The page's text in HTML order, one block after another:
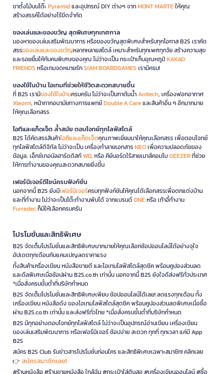
ขาตั้งไม้บนโต๊ะPyramidและอุปกรณ์ DIY ต่างๆ จากMONT MARTEให้คุณ
สร้างสรรค์ได้อย่างไร้ขีดจำกัด
ของเล่นและของขวัญ สุดพิเศษทุกเทศกาล
มองหาของเล่นเสริมพัฒนาการ หรือของขวัญสุดพิเศษสำหรับทุกโอกาส B2S เราคัด
สรรของเล่นและของขวัญหลากหลายสไตล์ เหมาะสำหรับทุกเพศทุกวัย สร้างความสุข
และรอยยิ้มให้กับคนพิเศษของคุณ ไม่ว่าจะเป็น กระเป๋าเก็บอุณหภูมิKAKAO
FRIENDS หรือเกมจดหมายรักSIAM BOARDGAMES เรามีครบ!
ของใช้ในบ้าน ไอเทมที่ช่วยให้ชีวิตสะดวกสบายขึ้น
ที่ B2S เรามีของใช้ในบ้านครบครัน ไม่ว่าจะเป็นกาต้มน้ำAnitech, เครื่องฟอกอากาศ
Xiaomi, หน้ากากอนามัยทางการแพทย์Double A Careและสินค้าอื่น ๆ อีกมากมาย
ให้คุณเลือกสรร
ไอทีและแก็ดเจ็ต ล้ำสมัย ตอบโจทย์ทุกไลฟ์สไตล์
B2S ได้คัดสรรสินค้าไอทีและแก็ดเจ็ตคุณภาพเยี่ยมมาให้คุณเลือกสรร เพื่อตอบโจทย์
ทุกไลฟ์สไตล์ดิจิทัล ไม่ว่าจะเป็น เครื่องทำลายเอกสารNEOเพื่อความปลอดภัยของ
ข้อมูล, เอ็กซ์เทอนัลฮาร์ดดิสก์WD, หรือ คีย์บอร์ดไร้สายเมาส์คอมโบGEEZERที่ช่วย
ให้การทำงานของคุณสะดวกสบายยิ่งขึ้น
เฟอร์นิเจอร์ดีไซน์ครบฟังก์ชั่น
นอกจากนี้ B2S ยังมีเฟอร์นิเจอร์ครบทุกฟังก์ชันให้คุณได้เลือกสรรเพื่อตกแต่งบ้าน
และที่ทำงาน ไม่ว่าจะเป็นโต๊ะทำงานพับได้ จากแบรนด์ONEหรือ เก้าอี้ทำงาน
Furradecก็มีให้เลือกครบครัน
โปรโมชั่นและสิทธิพิเศษ
B2S จัดเต็มโปรโมชั่นและสิทธิพิเศษมากมายให้คุณเลือกช้อปออนไลน์ได้อย่างจุใจ
อัปเดตทุกเดือนกับแคมเปญลดราคาแรง
ทั้งสินค้าเครื่องเขียน หนังสือขายดี และไอเทมไลฟ์สไตล์สุดชิค พร้อมคูปองส่วนลด
และดีลพิเศษเมื่อช้อปผ่าน B2S.co.th เท่านั้น นอกจากนี้ B2S ยังใจดีส่งฟรีทั่วประเทศ
*เมื่อสั่งครบขั้นต่ำที่บริษัทกำหนด
B2S จัดเต็มโปรโมชั่นและสิทธิพิเศษเพียบ ช้อปออนไลน์ได้เลย! ลดแรงทุกเดือน ทั้ง
เครื่องเขียน หนังสือดัง ของไอเทมไลฟ์สไตล์สุดชิค พร้อมคูปองส่วนลดพิเศษเมื่อซื้อ
ผ่าน B2S.co.th เท่านั้น และส่งฟรีทั่วไทย *เมื่อสั่งครบขั้นต่ำที่บริษัทกำหนด
B2S มีทุกอย่างตอบโจทย์ทุกไลฟ์สไตล์ ไม่ว่าจะเป็นอุปกรณ์อ่านเขียน เครื่องเขียน
ของเล่นเสริมพัฒนาการ หรือเฟอร์นิเจอร์ ช้อปง่าย สะดวก ทุกที่ ทุกเวลา แค่มี App
B2S
สมัคร B2S Club รับข่าวสารโปรโมชั่นก่อนใคร และสิทธิพิเศษเฉพาะสมาชิก! คลิกเลย
👉 สมัครสมาชิกเลย!
#ร้านหนังสือ #ร้านขายหนังสือ ใกล้ฉัน #กระเป๋าใส่ดินสอ #เครื่องเขียนออนไลน์ #ซื้อ